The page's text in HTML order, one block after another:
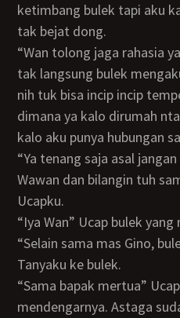
ketimbang bulek tapi aku
tak bejat dong.
“Wan tolong jaga rahasia ya Wan” Ucap bulek secara
tak langsung bulek
nih tuk bisa incip incip
dimana ya kalo dirumah
kalo aku punya hubungan
“Ya tenang saja asal jangan galak galak lagi ke
Wawan dan bilangin tuh
Ucapku.
“Iya Wan” Ucap bulek
“Selain sama mas Gino, bulek main sama siapa”
Tanyaku ke bulek.
“Sama bapak mertua” Ucap bulek membuatku kaget
mendengarnya. Astaga